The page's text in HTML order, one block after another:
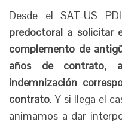
Desde el SAT-US PDI
predoctoral a solicitar
complemento de
años de contrato,
indemnización
contrato. Y si llega el
animamos a dar